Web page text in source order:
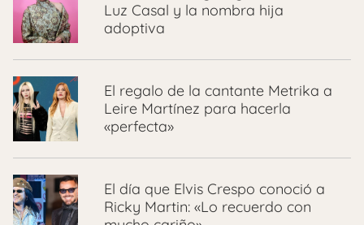
Luz Casal y la nombra hija
adoptiva
El regalo de la cantante Metrika a
Leire Martínez para hacerla
«perfecta»
El día que Elvis Crespo conoció a
Ricky Martin: «Lo recuerdo con